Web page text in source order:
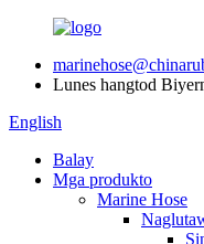
Lunes hangtod
English
Balay
Mga produkto
Marine Hose